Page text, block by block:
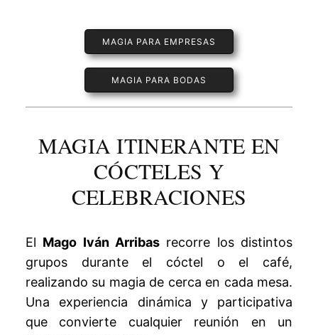
MAGIA PARA EMPRESAS
MAGIA PARA BODAS
MAGIA ITINERANTE EN
CÓCTELES Y
CELEBRACIONES
El Mago Iván Arribas recorre los distintos
grupos durante el cóctel o el café,
realizando su magia de cerca en cada mesa.
Una experiencia dinámica y participativa
que convierte cualquier reunión en un